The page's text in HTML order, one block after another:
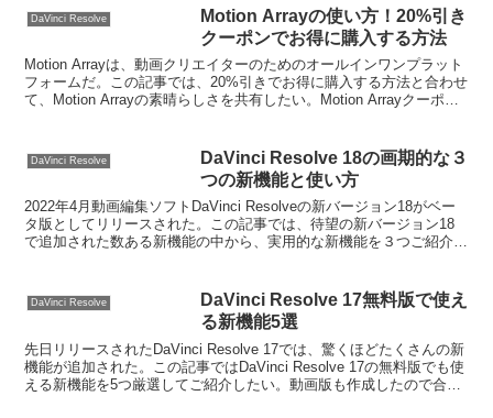
法ダビンチで動画を書...
DaVinci Resolve
Motion Arrayの使い方！20%引き
クーポンでお得に購入する方法
Motion Arrayは、動画クリエイターのためのオールインワンプラット
フォームだ。この記事では、20%引きでお得に購入する方法と合わせ
て、Motion Arrayの素晴らしさを共有したい。Motion Arrayクーポン
DaVinci Resolve
DaVinci Resolve 18の画期的な３
つの新機能と使い方
2022年4月動画編集ソフトDaVinci Resolveの新バージョン18がベー
タ版としてリリースされた。この記事では、待望の新バージョン18
で追加された数ある新機能の中から、実用的な新機能を３つご紹介し
DaVinci Resolve
DaVinci Resolve 17無料版で使え
る新機能5選
先日リリースされたDaVinci Resolve 17では、驚くほどたくさんの新
機能が追加された。この記事ではDaVinci Resolve 17の無料版でも使
える新機能を5つ厳選してご紹介したい。動画版も作成したので合わ